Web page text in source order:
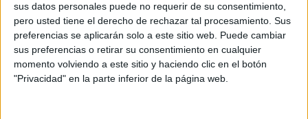
sus datos personales puede no requerir de su consentimiento,
pero usted tiene el derecho de rechazar tal procesamiento. Sus
preferencias se aplicarán solo a este sitio web. Puede cambiar
sus preferencias o retirar su consentimiento en cualquier
momento volviendo a este sitio y haciendo clic en el botón
"Privacidad" en la parte inferior de la página web.
Esto ha provocado que hoy martes se hayan producido
tardanzas en el paso de hasta dos horas, de acuerdo con
los casos concretos conocidos por este periódico, lo que
no quita que haya podido haber otros superiores.